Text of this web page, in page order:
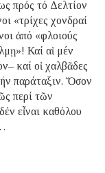
πρός τό Δελτίον
«τρίχες χονδραί
ἀπό «φλοιούς
Καί αἱ μέν
καί οἱ χαλβᾶδες
παράταξιν. Ὅσον
περί τῶν
εἶναι καθόλου